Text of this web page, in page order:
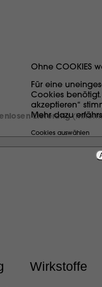
Lieferung
Wirkstoffe
Ohne COOKIES
Für eine
Cookies benötigt.
akzeptieren“
Mehr dazu
Cookies auswählen